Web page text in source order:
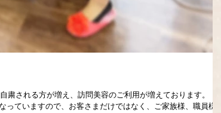
粛される方が増え、訪問美容のご利用が増えております。
っていますので、お客さまだけではなく、ご家族様、職員様